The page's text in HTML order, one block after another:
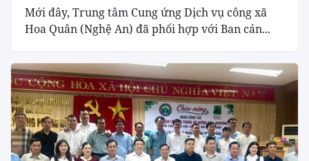
Mới đây, Trung tâm Cung ứng Dịch vụ công xã
Hoa Quân (Nghệ An) đã phối hợp với Ban cán...